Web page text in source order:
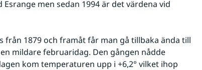
Esrange men sedan 1994 är det värdena vid
från 1879 och framåt får man gå tillbaka ända till
mildare februaridag. Den gången nådde
kom temperaturen upp i +6,2° vilket ihop